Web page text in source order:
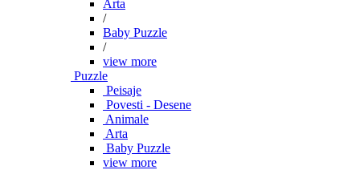
Arta
/
Baby Puzzle
/
view more
Puzzle
Peisaje
Povesti - Desene
Animale
Arta
Baby Puzzle
view more